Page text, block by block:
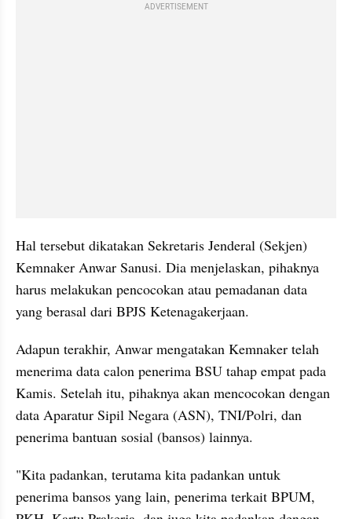
ADVERTISEMENT
Hal tersebut dikatakan Sekretaris Jenderal (Sekjen)
Kemnaker Anwar Sanusi. Dia menjelaskan, pihaknya
harus melakukan pencocokan atau pemadanan data
yang berasal dari BPJS Ketenagakerjaan.
Adapun terakhir, Anwar mengatakan Kemnaker telah
menerima data calon penerima BSU tahap empat pada
Kamis. Setelah itu, pihaknya akan mencocokan dengan
data Aparatur Sipil Negara (ASN), TNI/Polri, dan
penerima bantuan sosial (bansos) lainnya.
"Kita padankan, terutama kita padankan untuk
penerima bansos yang lain, penerima terkait BPUM,